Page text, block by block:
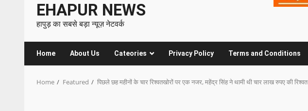
EHAPUR NEWS
हापुड़ का सबसे बड़ा न्यूज़ नेटवर्क
Home About Us Cateories Privacy Policy Terms and Conditions
Home Featured पिछले छह महीनों के चार रिश्वतखोरों पर एक नजर, महेंद्र सिंह ने थामी थी चार लाख रुपए की रिश्वत